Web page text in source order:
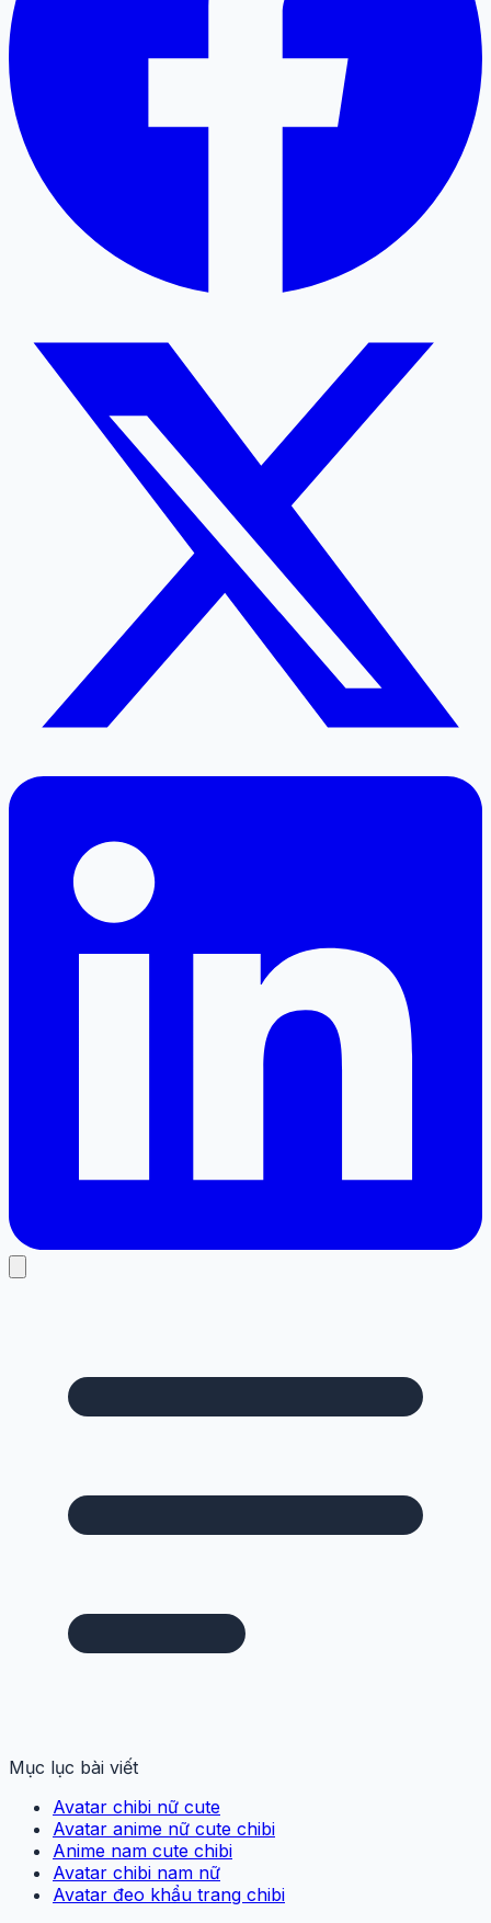
Mục lục bài viết
Avatar chibi nữ cute
Avatar anime nữ cute chibi
Anime nam cute chibi
Avatar chibi nam nữ
Avatar đeo khẩu trang chibi